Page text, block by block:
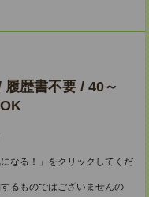
歴書不要 / 40～
なる！」をクリックしてくだ
るものではございませんの